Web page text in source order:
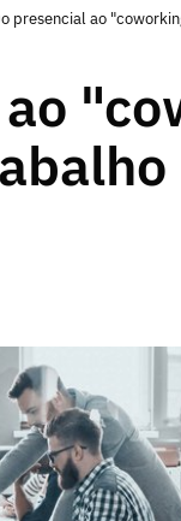
presencial ao